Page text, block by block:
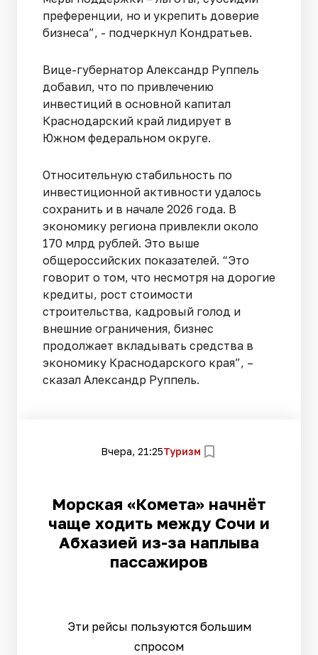
преференции, но и укрепить доверие
бизнеса”, - подчеркнул Кондратьев.
Вице-губернатор Александр Руппель
добавил, что по привлечению
инвестиций в основной капитал
Краснодарский край лидирует в
Южном федеральном округе.
Относительную стабильность по
инвестиционной активности удалось
сохранить и в начале 2026 года. В
экономику региона привлекли около
170 млрд рублей. Это выше
общероссийских показателей. “Это
говорит о том, что несмотря на дорогие
кредиты, рост стоимости
строительства, кадровый голод и
внешние ограничения, бизнес
продолжает вкладывать средства в
экономику Краснодарского края”, –
сказал Александр Руппель.
Вчера, 21:25Туризм
Морская «Комета» начнёт
чаще ходить между Сочи и
Абхазией из-за наплыва
пассажиров
Эти рейсы пользуются большим
спросом